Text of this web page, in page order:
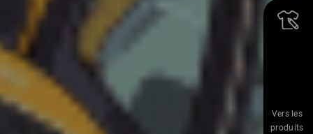
Vers les
produits